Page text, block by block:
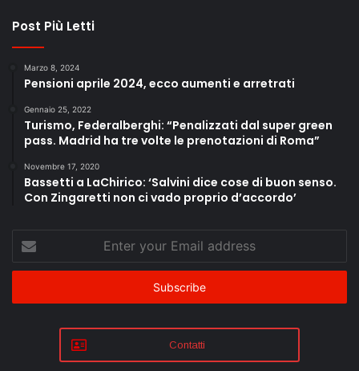
Post Più Letti
Marzo 8, 2024
Pensioni aprile 2024, ecco aumenti e arretrati
Gennaio 25, 2022
Turismo, Federalberghi: “Penalizzati dal super green
pass. Madrid ha tre volte le prenotazioni di Roma”
Novembre 17, 2020
Bassetti a LaChirico: ‘Salvini dice cose di buon senso.
Con Zingaretti non ci vado proprio d’accordo’
Enter
your
Email
Contatti